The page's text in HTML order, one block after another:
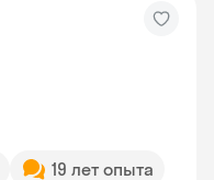
19 лет опыта